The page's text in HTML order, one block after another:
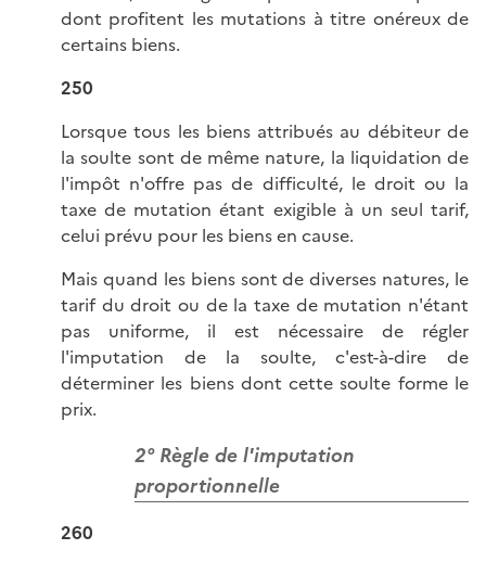
dont profitent les mutations à titre onéreux de
certains biens.
250
Lorsque tous les biens attribués au débiteur de
la soulte sont de même nature, la liquidation de
l'impôt n'offre pas de difficulté, le droit ou la
taxe de mutation étant exigible à un seul tarif,
celui prévu pour les biens en cause.
Mais quand les biens sont de diverses natures, le
tarif du droit ou de la taxe de mutation n'étant
pas uniforme, il est nécessaire de régler
l'imputation de la soulte, c'est-à-dire de
déterminer les biens dont cette soulte forme le
prix.
2° Règle de l'imputation
proportionnelle
260